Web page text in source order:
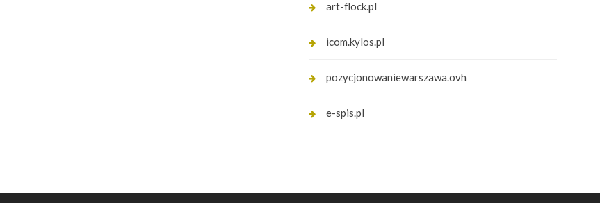
art-flock.pl
icom.kylos.pl
pozycjonowaniewarszawa.ovh
e-spis.pl